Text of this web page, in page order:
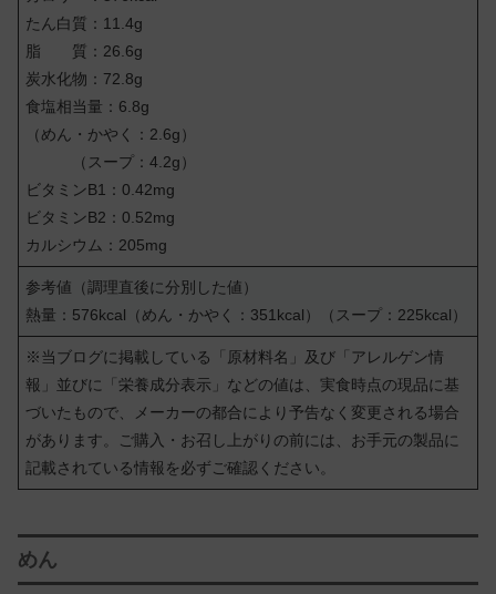
たん白質：11.4g
脂 質：26.6g
炭水化物：72.8g
食塩相当量：6.8g
（めん・かやく：2.6g）
（スープ：4.2g）
ビタミンB1：0.42mg
ビタミンB2：0.52mg
カルシウム：205mg
参考値（調理直後に分別した値）
熱量：576kcal（めん・かやく：351kcal）（スープ：225kcal）
※当ブログに掲載している「原材料名」及び「アレルゲン情
報」並びに「栄養成分表示」などの値は、実食時点の現品に基
づいたもので、メーカーの都合により予告なく変更される場合
があります。ご購入・お召し上がりの前には、お手元の製品に
記載されている情報を必ずご確認ください。
めん